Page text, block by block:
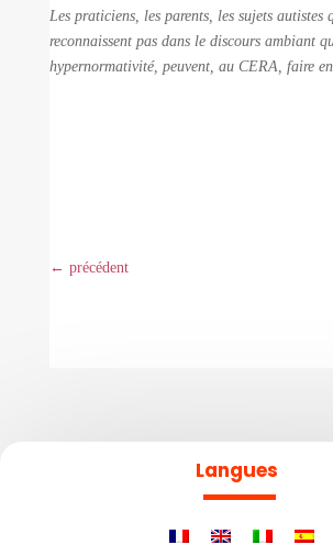
Les praticiens, les parents, les sujets autistes
reconnaissent pas dans le discours ambiant
hypernormativité, peuvent, au CERA, faire
← précédent
Langues